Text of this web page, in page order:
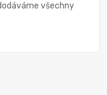
všechny